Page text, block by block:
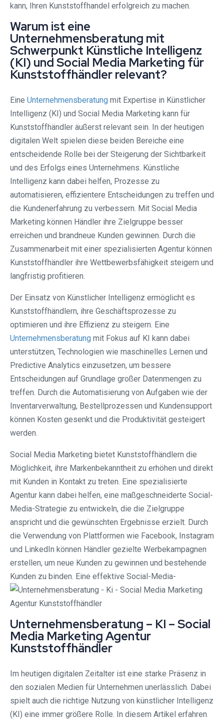
kann, Ihren Kunststoffhandel erfolgreich zu machen.
Warum ist eine
Unternehmensberatung mit
Schwerpunkt Künstliche Intelligenz
(KI) und Social Media Marketing für
Kunststoffhändler relevant?
Eine Unternehmensberatung mit Expertise in Künstlicher
Intelligenz (KI) und Social Media Marketing kann für
Kunststoffhändler äußerst relevant sein. In der heutigen
digitalen Welt spielen diese beiden Bereiche eine
entscheidende Rolle bei der Steigerung der Sichtbarkeit
und des Erfolgs eines Unternehmens. Künstliche
Intelligenz kann dabei helfen, Prozesse zu
automatisieren, effizientere Entscheidungen zu treffen und
die Kundenerfahrung zu verbessern. Mit Social Media
Marketing können Händler ihre Zielgruppe besser
erreichen und brandneue Kunden gewinnen. Durch die
Zusammenarbeit mit einer spezialisierten Agentur können
Kunststoffhändler ihre Wettbewerbsfähigkeit steigern und
langfristig profitieren.
Der Einsatz von Künstlicher Intelligenz ermöglicht es
Kunststoffhändlern, ihre Geschäftsprozesse zu
optimieren und ihre Effizienz zu steigern. Eine
Unternehmensberatung mit Fokus auf KI kann dabei
unterstützen, Technologien wie maschinelles Lernen und
Predictive Analytics einzusetzen, um bessere
Entscheidungen auf Grundlage großer Datenmengen zu
treffen. Durch die Automatisierung von Aufgaben wie der
Inventarverwaltung, Bestellprozessen und Kundensupport
können Kosten gesenkt und die Produktivität gesteigert
werden.
Social Media Marketing bietet Kunststoffhändlern die
Möglichkeit, ihre Markenbekanntheit zu erhöhen und direkt
mit Kunden in Kontakt zu treten. Eine spezialisierte
Agentur kann dabei helfen, eine maßgeschneiderte Social-
Media-Strategie zu entwickeln, die die Zielgruppe
anspricht und die gewünschten Ergebnisse erzielt. Durch
die Verwendung von Plattformen wie Facebook, Instagram
und LinkedIn können Händler gezielte Werbekampagnen
erstellen, um neue Kunden zu gewinnen und bestehende
Kunden zu binden. Eine effektive Social-Media-
Unternehmensberatung – KI – Social
Media Marketing Agentur
Kunststoffhändler
Im heutigen digitalen Zeitalter ist eine starke Präsenz in
den sozialen Medien für Unternehmen unerlässlich. Dabei
spielt auch die richtige Nutzung von künstlicher Intelligenz
(KI) eine immer größere Rolle. In diesem Artikel erfahren